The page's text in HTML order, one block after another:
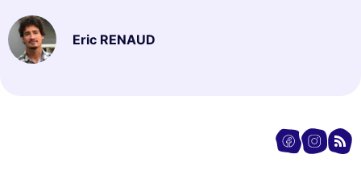
Eric RENAUD